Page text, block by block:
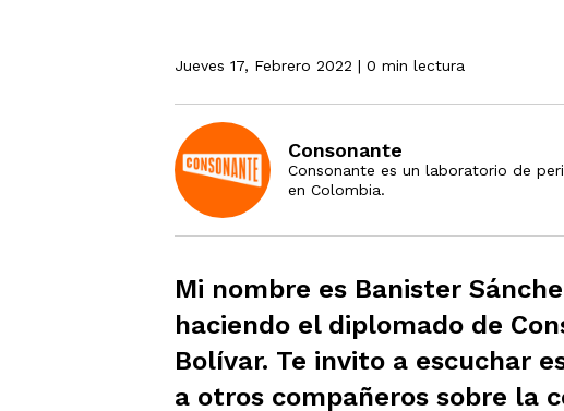
Jueves 17, Febrero 2022 | 0 min lectura
Consonante
Consonante es un laboratorio de
en Colombia.
Mi nombre es Banister
haciendo el diplomado de
Bolívar. Te invito a escuchar
a otros compañeros sobre la